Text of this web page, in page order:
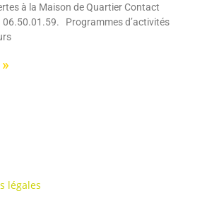
à la Maison de Quartier Contact
06.50.01.59. Programmes d’activités
légales